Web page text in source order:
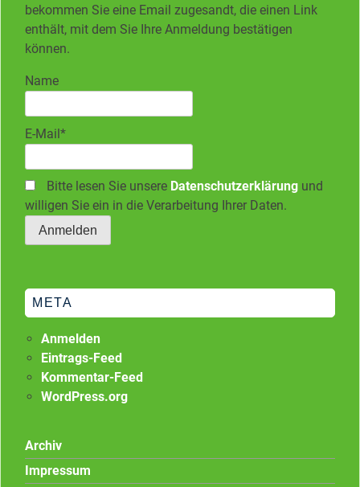
bekommen Sie eine Email zugesandt, die einen Link
enthält, mit dem Sie Ihre Anmeldung bestätigen
können.
Name
E-Mail*
Bitte lesen Sie unsere Datenschutzerklärung und
willigen Sie ein in die Verarbeitung Ihrer Daten.
META
Anmelden
Eintrags-Feed
Kommentar-Feed
WordPress.org
Archiv
Impressum